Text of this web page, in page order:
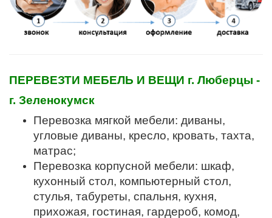
ПЕРЕВЕЗТИ МЕБЕЛЬ И ВЕЩИ г. Люберцы -
г. Зеленокумск
Перевозка мягкой мебели: диваны,
угловые диваны, кресло, кровать, тахта,
матрас;
Перевозка корпусной мебели: шкаф,
кухонный стол, компьютерный стол,
стулья, табуреты, спальня, кухня,
прихожая, гостиная, гардероб, комод,